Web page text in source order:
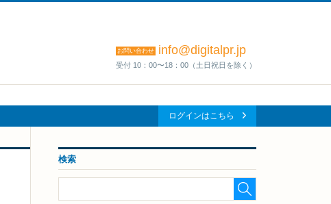
お問い合わせ info@digitalpr.jp
受付 10：00〜18：00（土日祝日を除く）
ログインはこちら
検索